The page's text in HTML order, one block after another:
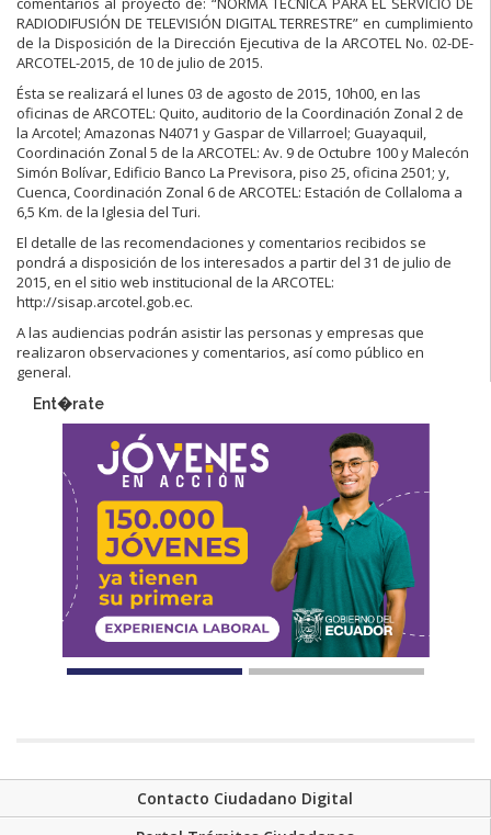
RADIODIFUSIÓN DE TELEVISIÓN DIGITAL TERRESTRE” en cumplimiento
de la Disposición de la Dirección Ejecutiva de la ARCOTEL No. 02-DE-
ARCOTEL-2015, de 10 de julio de 2015.
Ésta se realizará el lunes 03 de agosto de 2015, 10h00, en las
oficinas de ARCOTEL: Quito, auditorio de la Coordinación Zonal 2 de
la Arcotel; Amazonas N4071 y Gaspar de Villarroel; Guayaquil,
Coordinación Zonal 5 de la ARCOTEL: Av. 9 de Octubre 100 y Malecón
Simón Bolívar, Edificio Banco La Previsora, piso 25, oficina 2501; y,
Cuenca, Coordinación Zonal 6 de ARCOTEL: Estación de Collaloma a
6,5 Km. de la Iglesia del Turi.
El detalle de las recomendaciones y comentarios recibidos se
pondrá a disposición de los interesados a partir del 31 de julio de
2015, en el sitio web institucional de la ARCOTEL:
http://sisap.arcotel.gob.ec.
A las audiencias podrán asistir las personas y empresas que
realizaron observaciones y comentarios, así como público en
general.
Ent�rate
Contacto Ciudadano Digital